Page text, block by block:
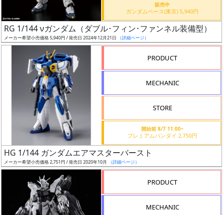
リ
ー
ズ・
況
売
販売中
ガンダムベース(東京) 5,940円
RG 1/144 νガンダム（ダブル･フィン･ファンネル装備型）
メーカー希望小売価格 5,940円 / 発売日 2024年12月21日 （詳細ページ）
PRODUCT
MECHANIC
STORE
開始前 8/7 11:00~
プレミアムバンダイ 2,750円
HG 1/144 ガンダムエアマスターバースト
メーカー希望小売価格 2,751円 / 発売日 2020年10月 （詳細ページ）
PRODUCT
MECHANIC